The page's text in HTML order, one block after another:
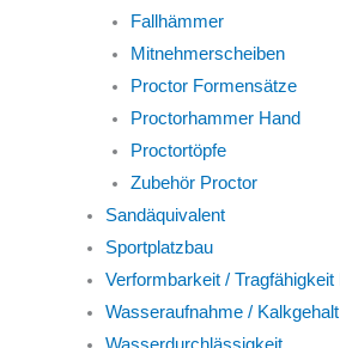
Fallhämmer
Mitnehmerscheiben
Proctor Formensätze
Proctorhammer Hand
Proctortöpfe
Zubehör Proctor
Sandäquivalent
Sportplatzbau
Verformbarkeit / Tragfähigkeit
Wasseraufnahme / Kalkgehalt